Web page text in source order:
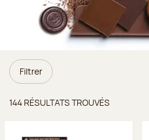
Filtrer
144 RÉSULTATS TROUVÉS